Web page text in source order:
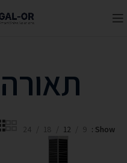
Show
9
12
18
24